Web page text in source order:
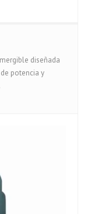
diseñada
potencia y